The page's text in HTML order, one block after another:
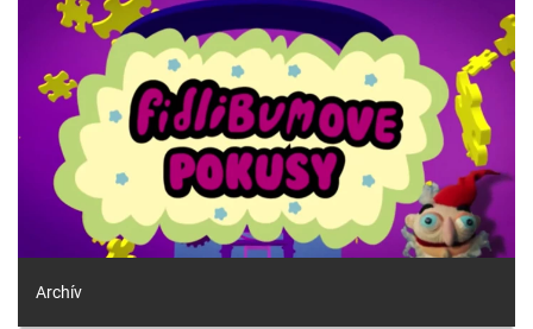
Archív